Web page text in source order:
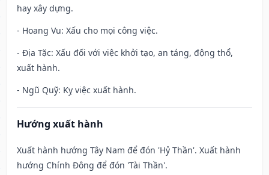
hay xây dựng.
- Hoang Vu: Xấu cho mọi công việc.
- Địa Tặc: Xấu đối với việc khởi tạo, an táng, động thổ,
xuất hành.
- Ngũ Quỹ: Kỵ việc xuất hành.
Hướng xuất hành
Xuất hành hướng Tây Nam để đón 'Hỷ Thần'. Xuất hành
hướng Chính Đông để đón 'Tài Thần'.